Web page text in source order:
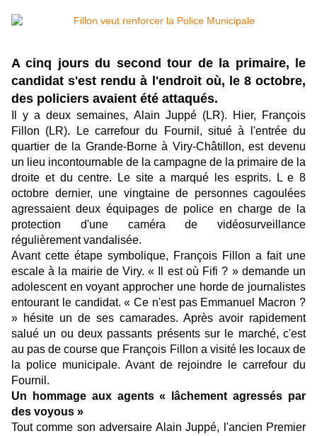
A cinq jours du second tour de la primaire, le
candidat s'est rendu à l'endroit où, le 8 octobre,
des policiers avaient été attaqués.
Il y a deux semaines, Alain Juppé (LR). Hier, François
Fillon (LR). Le carrefour du Fournil, situé à l'entrée du
quartier de la Grande-Borne à Viry-Châtillon, est devenu
un lieu incontournable de la campagne de la primaire de la
droite et du centre. Le site a marqué les esprits. L e 8
octobre dernier, une vingtaine de personnes cagoulées
agressaient deux équipages de police en charge de la
protection d'une caméra de vidéosurveillance
régulièrement vandalisée.
Avant cette étape symbolique, François Fillon a fait une
escale à la mairie de Viry. « Il est où Fifi ? » demande un
adolescent en voyant approcher une horde de journalistes
entourant le candidat. « Ce n'est pas Emmanuel Macron ?
» hésite un de ses camarades. Après avoir rapidement
salué un ou deux passants présents sur le marché, c'est
au pas de course que François Fillon a visité les locaux de
la police municipale. Avant de rejoindre le carrefour du
Fournil.
Un hommage aux agents « lâchement agressés par
des voyous »
Tout comme son adversaire Alain Juppé, l'ancien Premier